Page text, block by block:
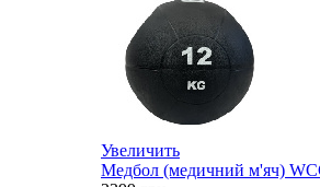
Увеличить
Медбол (медичний м'яч)